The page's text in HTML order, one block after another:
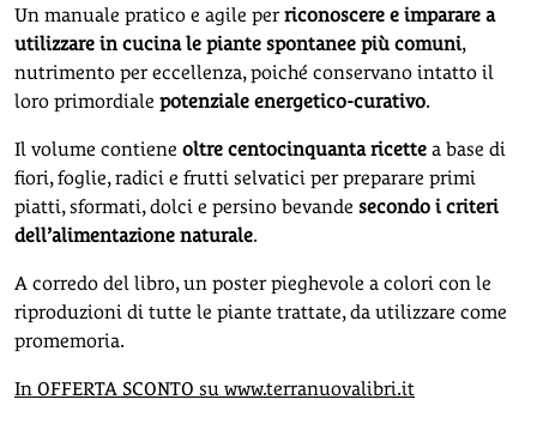
Un manuale pratico e agile perriconoscere e imparare a
utilizzare in cucina le piante spontanee più comuni,
nutrimento per eccellenza, poiché conservano intatto il
loro primordiale potenziale energetico-curativo.
Il volume contiene oltre centocinquanta ricette a base di
fiori, foglie, radici e frutti selvatici per preparare primi
piatti, sformati, dolci e persino bevande secondo i criteri
dell’alimentazione naturale.
A corredo del libro, un poster pieghevole a colori con le
riproduzioni di tutte le piante trattate, da utilizzare come
promemoria.
In OFFERTA SCONTO su www.terranuovalibri.it